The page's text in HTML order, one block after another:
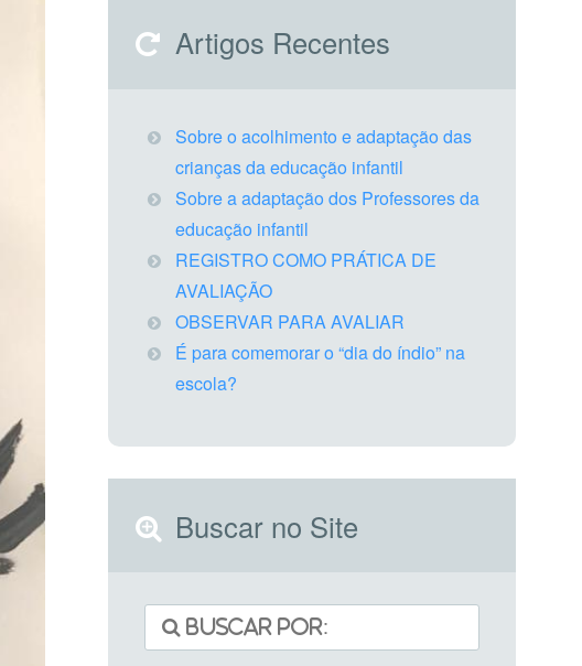
Artigos Recentes
Sobre o acolhimento e adaptação das
crianças da educação infantil
Sobre a adaptação dos Professores da
educação infantil
REGISTRO COMO PRÁTICA DE
AVALIAÇÃO
OBSERVAR PARA AVALIAR
É para comemorar o “dia do índio” na
escola?
Buscar no Site